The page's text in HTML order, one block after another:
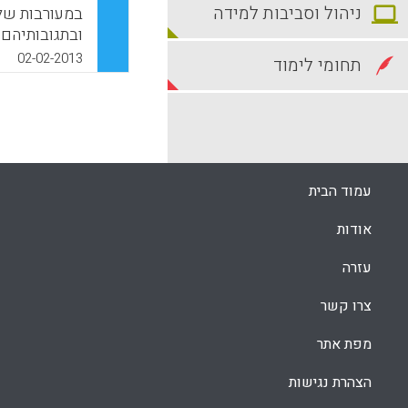
במעורבות
הבין-
וההבנות של
ליכולות
הבין-
כיצד
האם יש
J.M.).
02-02-2013
ניהול וסביבות למידה
תחומי לימוד
עמוד הבית
אודות
עזרה
צרו קשר
מפת אתר
הצהרת נגישות